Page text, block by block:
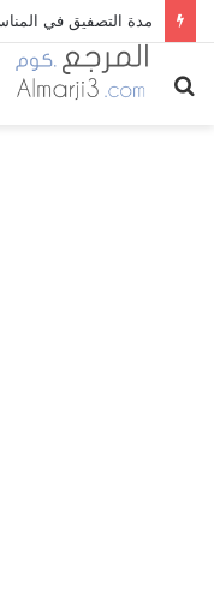
مدة التصفيق في
بحث